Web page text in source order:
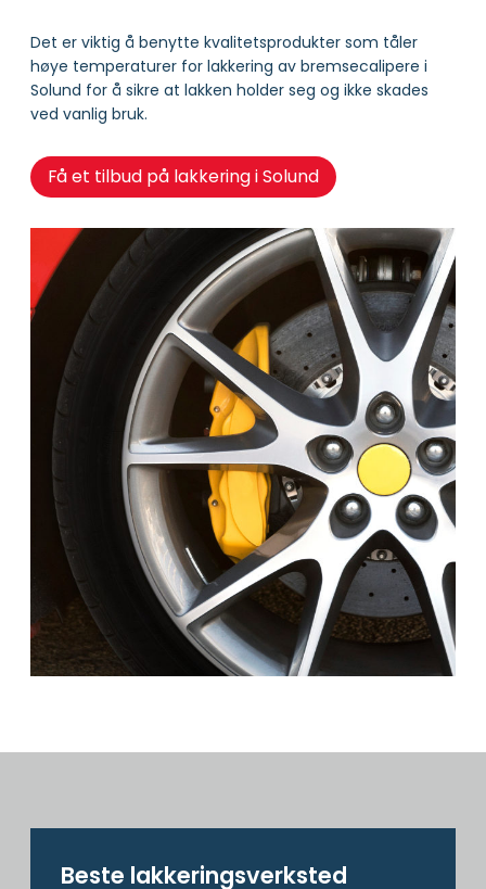
Det er viktig å benytte kvalitetsprodukter som tåler
høye temperaturer for lakkering av bremsecalipere i
Solund for å sikre at lakken holder seg og ikke skades
ved vanlig bruk.
Få et tilbud på lakkering i Solund
Beste lakkerings­verksted